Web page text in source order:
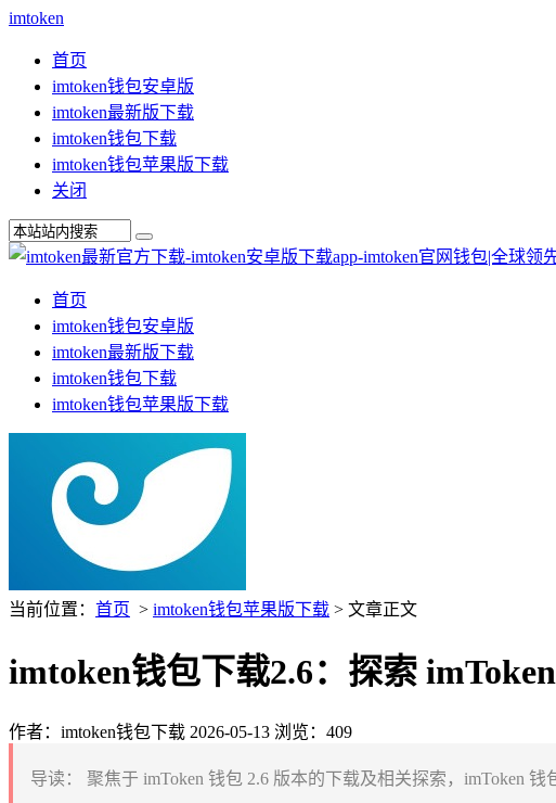
imtoken
首页
imtoken钱包安卓版
imtoken最新版下载
imtoken钱包下载
imtoken钱包苹果版下载
关闭
首页
imtoken钱包安卓版
imtoken最新版下载
imtoken钱包下载
imtoken钱包苹果版下载
当前位置： 首页 > imtoken钱包苹果版下载 > 文章正文
imtoken钱包下载2.6：探索
作者：imtoken钱包下载 2026-05-13 浏览：409
导读：
聚焦于 imToken 钱包 2.6 版本的下载及相关探索，imToken